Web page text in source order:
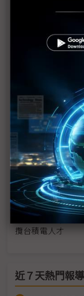
機？《It's 秀
中國半導體設備
角
緩解全球輪班人
智慧製造大計
三星布局16層
台積大將轉戰三星
梁孟松難複製 三
尋求第二個梁孟
攬台積電人才
近７天熱門報導